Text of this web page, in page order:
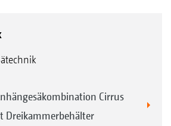
Cirrus
Dreikammerbehälter